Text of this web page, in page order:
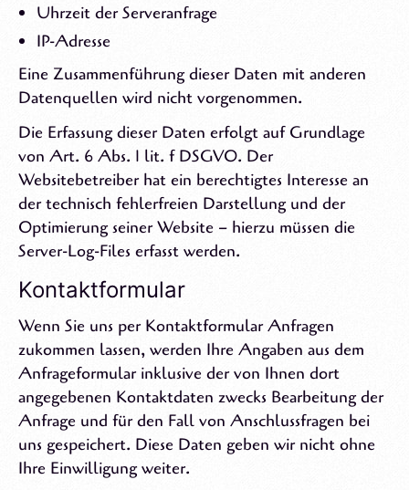
Uhrzeit der Serveranfrage
IP-Adresse
Eine Zusammenführung dieser Daten mit anderen
Datenquellen wird nicht vorgenommen.
Die Erfassung dieser Daten erfolgt auf Grundlage
von Art. 6 Abs. 1 lit. f DSGVO. Der
Websitebetreiber hat ein berechtigtes Interesse an
der technisch fehlerfreien Darstellung und der
Optimierung seiner Website – hierzu müssen die
Server-Log-Files erfasst werden.
Kontaktformular
Wenn Sie uns per Kontaktformular Anfragen
zukommen lassen, werden Ihre Angaben aus dem
Anfrageformular inklusive der von Ihnen dort
angegebenen Kontaktdaten zwecks Bearbeitung der
Anfrage und für den Fall von Anschlussfragen bei
uns gespeichert. Diese Daten geben wir nicht ohne
Ihre Einwilligung weiter.